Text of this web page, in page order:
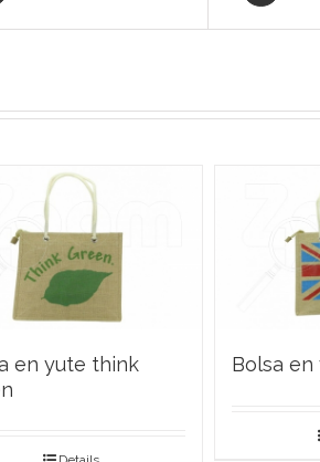
en yute think
Bolsa